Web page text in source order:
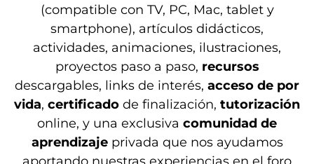
(compatible con TV, PC, Mac, tablet y
smartphone), artículos didácticos,
actividades, animaciones, ilustraciones,
proyectos paso a paso, recursos
descargables, links de interés, acceso de por
vida, certificado de finalización, tutorización
online, y una exclusiva comunidad de
aprendizajeprivada que nos ayudamos